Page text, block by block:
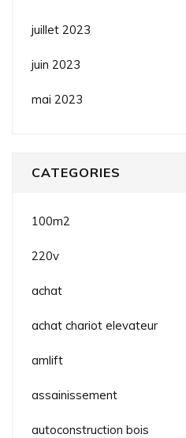
juillet 2023
juin 2023
mai 2023
CATEGORIES
100m2
220v
achat
achat chariot elevateur
amlift
assainissement
autoconstruction bois